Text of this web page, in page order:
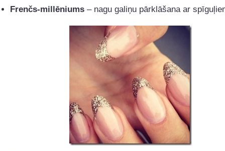
Frenčs-millēniums– nagu galiņu pārklāšana ar